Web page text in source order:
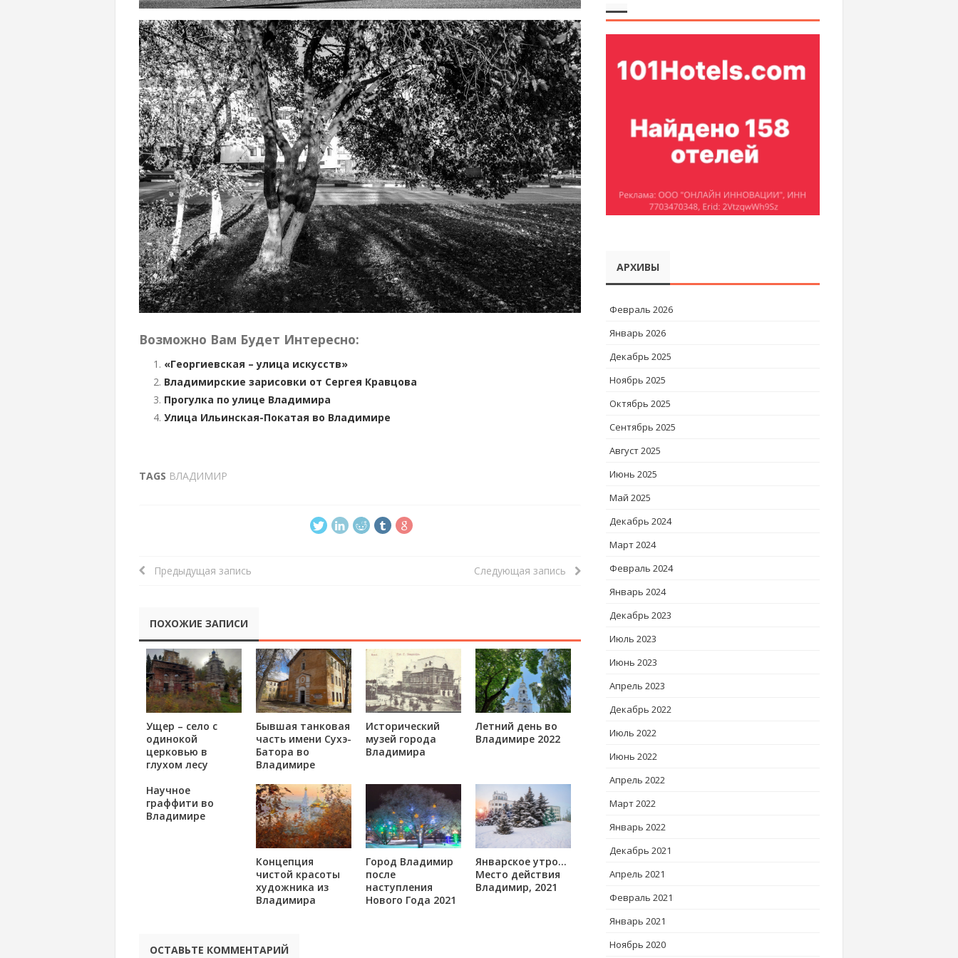
Возможно Вам Будет Интересно:
«Георгиевская – улица искусств»
Владимирские зарисовки от Сергея Кравцова
Прогулка по улице Владимира
Улица Ильинская-Покатая во Владимире
TAGS ВЛАДИМИР
Предыдущая запись Следующая запись
ПОХОЖИЕ ЗАПИСИ
Ущер – село с
одинокой
церковью в
глухом лесу
Бывшая танковая
часть имени Сухэ-
Батора во
Владимире
Исторический
музей города
Владимира
Летний день во
Владимире 2022
Научное
граффити во
Владимире
Концепция
чистой красоты
художника из
Владимира
Город Владимир
после
наступления
Нового Года 2021
Январское утро…
Место действия
Владимир, 2021
ОСТАВЬТЕ КОММЕНТАРИЙ
АРХИВЫ
Февраль 2026
Январь 2026
Декабрь 2025
Ноябрь 2025
Октябрь 2025
Сентябрь 2025
Август 2025
Июнь 2025
Май 2025
Декабрь 2024
Март 2024
Февраль 2024
Январь 2024
Декабрь 2023
Июль 2023
Июнь 2023
Апрель 2023
Декабрь 2022
Июль 2022
Июнь 2022
Апрель 2022
Март 2022
Январь 2022
Декабрь 2021
Апрель 2021
Февраль 2021
Январь 2021
Ноябрь 2020